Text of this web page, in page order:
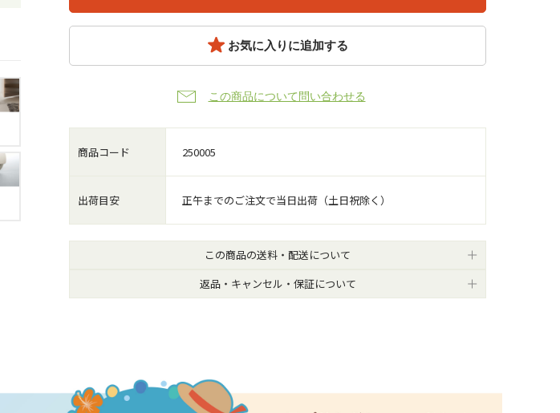
お気に入りに追加する
この商品について問い合わせる
商品コード 250005
出荷目安 正午までのご注文で当日出荷（土日祝除く）
この商品の送料・配送について
返品・キャンセル・保証について